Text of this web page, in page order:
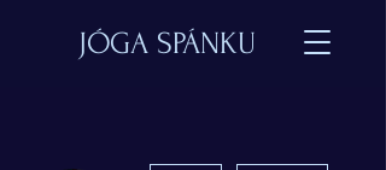
JÓGA SPÁNKU